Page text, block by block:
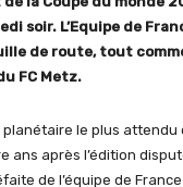
soir. L’Equipe de
de route, tout
FC Metz.
planétaire le plus attendu
ans après l’édition
de l’équipe de